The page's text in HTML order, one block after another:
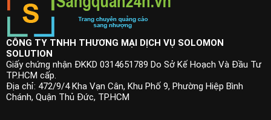
CÔNG TY TNHH THƯƠNG MẠI DỊCH VỤ SOLOMON
SOLUTION
Giấy chứng nhận ĐKKD 0314651789 Do Sở Kế Hoạch Và Đầu Tư
TP.HCM cấp.
Địa chỉ: 472/9/4 Kha Vạn Cân, Khu Phố 9, Phường Hiệp Bình
Chánh, Quận Thủ Đức, TP.HCM